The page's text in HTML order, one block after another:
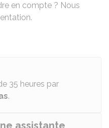
en compte ? Nous
35 heures par
.
assistante